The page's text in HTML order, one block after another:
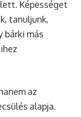
Képességet
tanuljunk,
bárki más
az
alapja.